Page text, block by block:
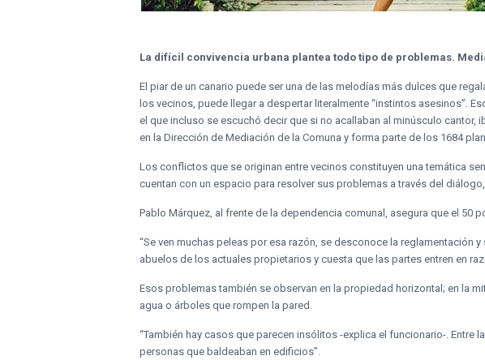
La difícil convivencia urbana plantea todo tipo de problemas.
El piar de un canario puede ser una de las melodías más dulces que
los vecinos, puede llegar a despertar literalmente “instintos asesinos”.
el que incluso se escuchó decir que si no acallaban al minúsculo
en la Dirección de Mediación de la Comuna y forma parte de los 1684
Los conflictos que se originan entre vecinos constituyen una temática
cuentan con un espacio para resolver sus problemas a través del
Pablo Márquez, al frente de la dependencia comunal, asegura que el
“Se ven muchas peleas por esa razón, se desconoce la reglamentación
abuelos de los actuales propietarios y cuesta que las partes entren en
Esos problemas también se observan en la propiedad horizontal; en la
agua o árboles que rompen la pared.
“También hay casos que parecen insólitos -explica el funcionario-.
personas que baldeaban en edificios”.